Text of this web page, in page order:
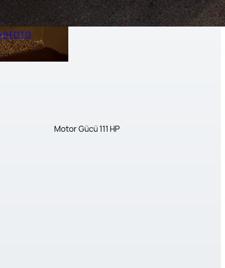
FOTO
Motor Gücü111 HP